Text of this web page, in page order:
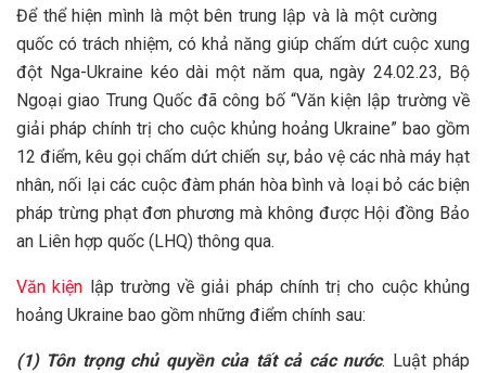
Để thể hiện mình là một bên trung lập và là một cường
quốc có trách nhiệm, có khả năng giúp chấm dứt cuộc xung
đột Nga-Ukraine kéo dài một năm qua, ngày 24.02.23, Bộ
Ngoại giao Trung Quốc đã công bố “Văn kiện lập trường về
giải pháp chính trị cho cuộc khủng hoảng Ukraine” bao gồm
12 điểm, kêu gọi chấm dứt chiến sự, bảo vệ các nhà máy hạt
nhân, nối lại các cuộc đàm phán hòa bình và loại bỏ các biện
pháp trừng phạt đơn phương mà không được Hội đồng Bảo
an Liên hợp quốc (LHQ) thông qua.
Văn kiện lập trường về giải pháp chính trị cho cuộc khủng
hoảng Ukraine bao gồm những điểm chính sau:
(1) Tôn trọng chủ quyền của tất cả các nước. Luật pháp